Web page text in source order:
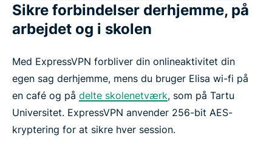
Sikre forbindelser derhjemme, på
arbejdet og i skolen
Med ExpressVPN forbliver din onlineaktivitet din
egen sag derhjemme, mens du bruger Elisa wi-fi på
en café og på delte skolenetværk, som på Tartu
Universitet. ExpressVPN anvender 256-bit AES-
kryptering for at sikre hver session.